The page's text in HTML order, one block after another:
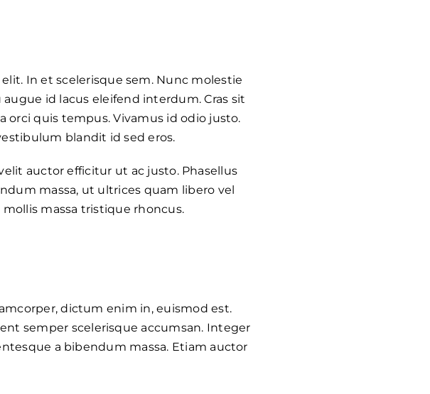
In et scelerisque sem. Nunc molestie
id lacus eleifend interdum. Cras sit
orci quis tempus. Vivamus id odio justo.
blandit id sed eros.
auctor efficitur ut ac justo. Phasellus
massa, ut ultrices quam libero vel
massa tristique rhoncus.
dictum enim in, euismod est.
semper scelerisque accumsan. Integer
a bibendum massa. Etiam auctor